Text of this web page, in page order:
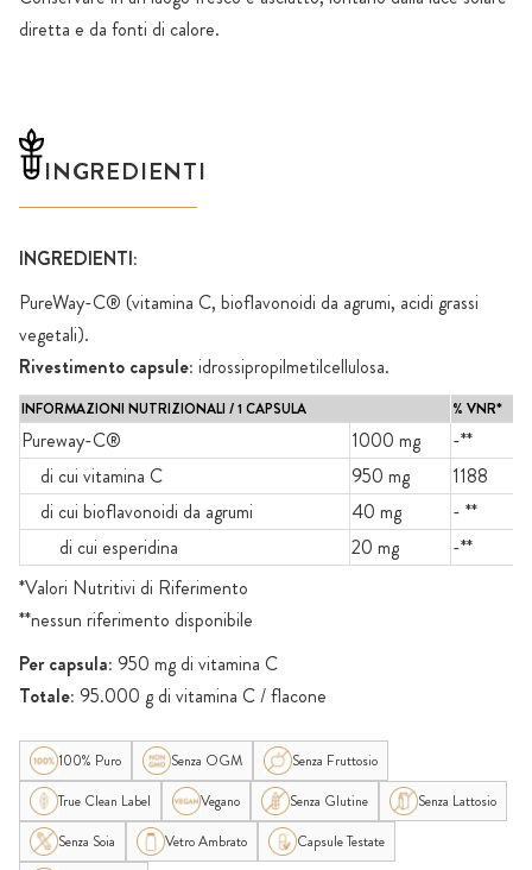
diretta e da fonti di calore.
INGREDIENTI
INGREDIENTI:
PureWay-C® (vitamina C, bioflavonoidi da agrumi, acidi grassi
vegetali).
Rivestimento capsule: idrossipropilmetilcellulosa.
INFORMAZIONI NUTRIZIONALI / 1 CAPSULA % VNR*
Pureway-C® 1000 mg
-**
di cui vitamina C
950 mg
1188
di cui bioflavonoidi da agrumi
40 mg
- **
di cui esperidina
20 mg
-**
*Valori Nutritivi di Riferimento
**nessun riferimento disponibile
Per capsula: 950 mg di vitamina C
Totale: 95.000 g di vitamina C / flacone
100% Puro Senza OGM
Senza Fruttosio
True Clean Label
Vegano Senza Glutine
Senza Lattosio
Senza Soia
Vetro Ambrato
Capsule Testate